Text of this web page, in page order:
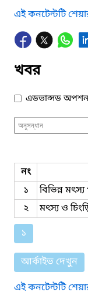
এই কনটেন্টটি
খবর
এডভান্সড
নং
১
বিভিন্ন
২
মৎস্য ও
১
আর্কাইভ দেখুন
এই কনটেন্টটি